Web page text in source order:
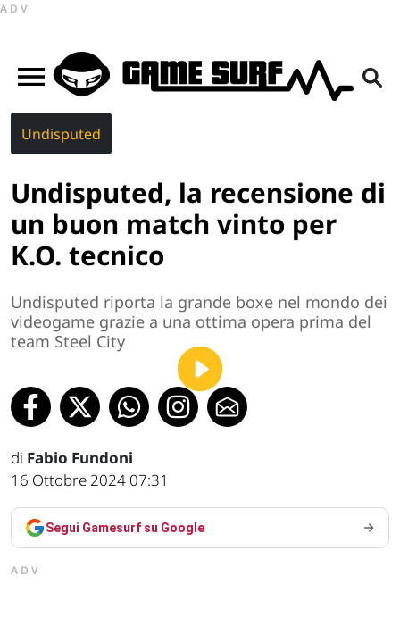
ADV
Undisputed
Undisputed, la recensione di
un buon match vinto per
K.O. tecnico
Undisputed riporta la grande boxe nel mondo dei
videogame grazie a una ottima opera prima del
team Steel City
di Fabio Fundoni
16 Ottobre 2024 07:31
Segui Gamesurf su Google
ADV